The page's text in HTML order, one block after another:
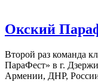
Окский
Второй раз команда
ПараФест» в г.
Армении, ДНР,